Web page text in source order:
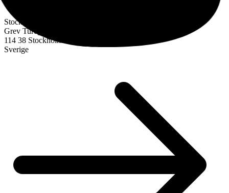
Stockholm
Grev Turegatan 30
114 38 Stockholm
Sverige